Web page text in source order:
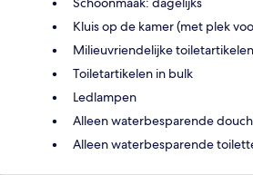
Kluis op de kamer (met plek
Milieuvriendelijke toiletartikelen
Toiletartikelen in bulk
Ledlampen
Alleen waterbesparende
Alleen waterbesparende